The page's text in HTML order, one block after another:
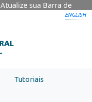
Atualize sua Barra de
ENGLISH
Tutoriais